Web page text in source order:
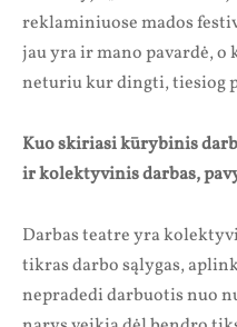
reklaminiuose mados
jau yra ir mano pavardė, o
neturiu kur dingti, tiesiog
Kuo skiriasi kūrybinis
ir kolektyvinis darbas,
Darbas teatre yra
tikras darbo sąlygas,
nepradedi darbuotis nuo